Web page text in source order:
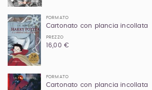
FORMATO
Cartonato con plancia incollata
PREZZO
16,00 €
FORMATO
Cartonato con plancia incollata